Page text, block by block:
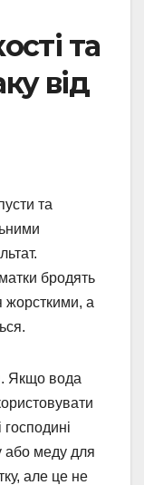
та
від
та
бродять
жорсткими, а
Якщо вода
або меду для
але це не